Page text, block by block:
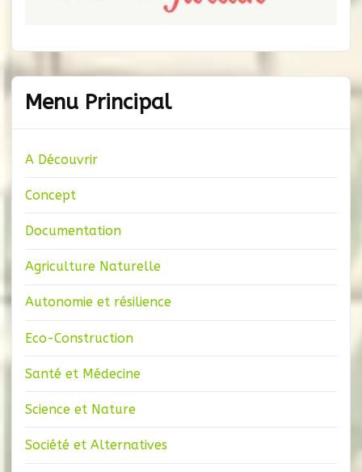
Menu Principal
A Découvrir
Concept
Documentation
Agriculture Naturelle
Autonomie et résilience
Eco-Construction
Santé et Médecine
Science et Nature
Société et Alternatives